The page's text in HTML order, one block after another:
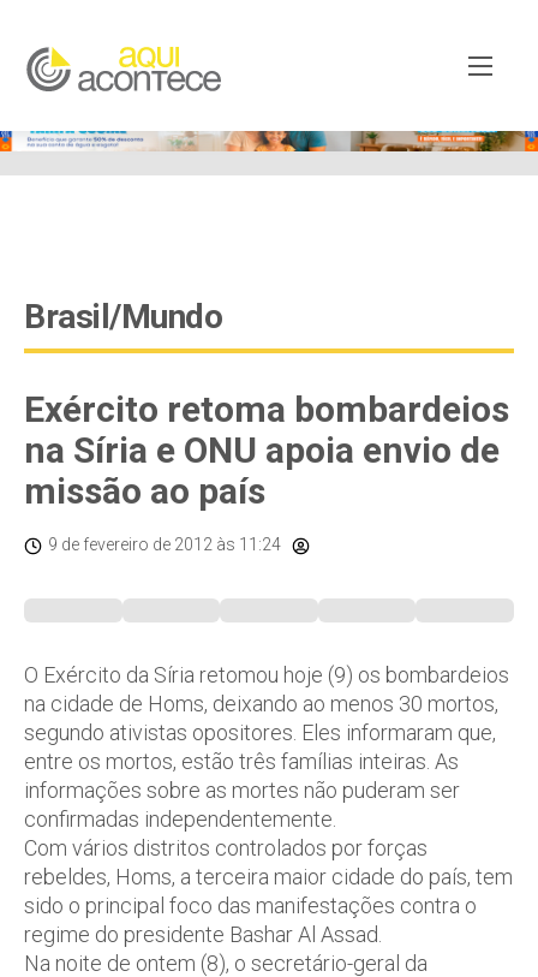
Xy8lpYSLnxw-AX8 google-site-verification:
googleb82de9a22cec23e8.html
Brasil/Mundo
Exército retoma bombardeios
na Síria e ONU apoia envio de
missão ao país
9 de fevereiro de 2012 às 11:24
O Exército da Síria retomou hoje (9) os bombardeios
na cidade de Homs, deixando ao menos 30 mortos,
segundo ativistas opositores. Eles informaram que,
entre os mortos, estão três famílias inteiras. As
informações sobre as mortes não puderam ser
confirmadas independentemente.
Com vários distritos controlados por forças
rebeldes, Homs, a terceira maior cidade do país, tem
sido o principal foco das manifestações contra o
regime do presidente Bashar Al Assad.
Na noite de ontem (8), o secretário-geral da